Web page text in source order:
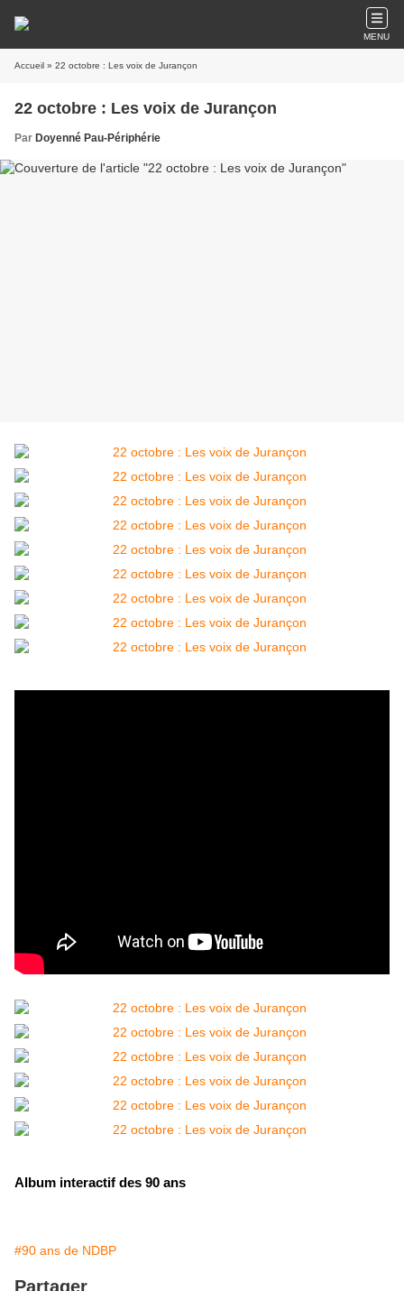
MENU
Accueil » 22 octobre : Les voix de Jurançon
22 octobre : Les voix de Jurançon
Par Doyenné Pau-Périphérie
Album interactif des 90 ans
#90 ans de NDBP
Partager